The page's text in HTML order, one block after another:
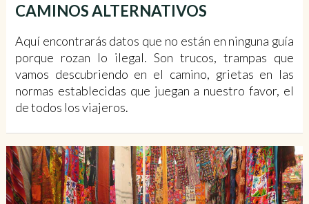
CAMINOS ALTERNATIVOS
Aquí encontrarás datos que no están en ninguna guía
porque rozan lo ilegal. Son trucos, trampas que
vamos descubriendo en el camino, grietas en las
normas establecidas que juegan a nuestro favor, el
de todos los viajeros.